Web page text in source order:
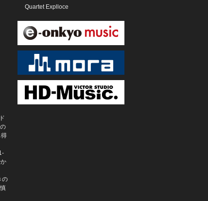
得
の
Quartet Explloce
ストラ
アンドルー・マンゼ（指揮） ハノ
ーファー北ドイツ放送フィルハーモ
ニー管弦楽団
フランチェスカ・アスプロモンテ
（ソプラノ）、エンリコ・オノフリ
（指揮）、イル・ポモ・ドーロ
アラベラ・美歩・シュタインバッハ
ー（ヴァイオリン）、ルツェルン祝